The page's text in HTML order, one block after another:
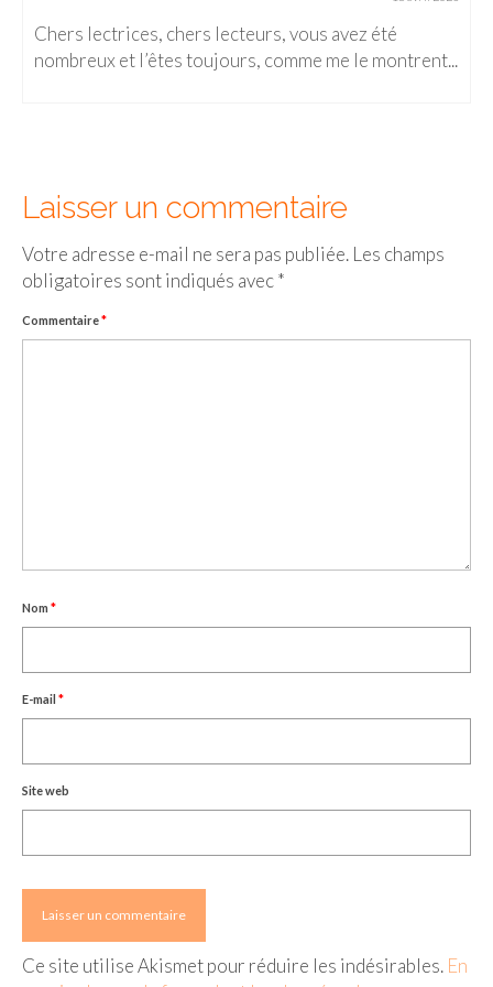
– Nice
PÉROU
PORTUGAL
CHIANG MAI
Cafés
HANOI
Cafés insolites
Chers lectrices, chers lecteurs, vous avez été
nombreux et l’êtes toujours, comme me le montrent...
Laisser un commentaire
Votre adresse e-mail ne sera pas publiée. Les champs
obligatoires sont indiqués avec*
Commentaire*
Nom *
E-mail *
Site web
Ce site utilise Akismet pour réduire les indésirables. En